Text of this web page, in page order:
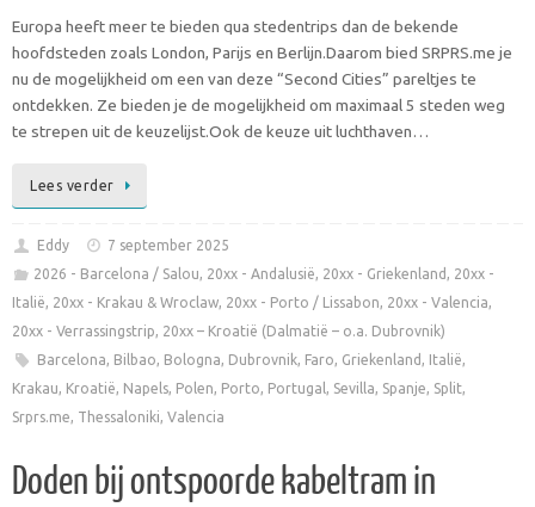
Europa heeft meer te bieden qua stedentrips dan de bekende
hoofdsteden zoals London, Parijs en Berlijn.Daarom bied SRPRS.me je
nu de mogelijkheid om een van deze “Second Cities” pareltjes te
ontdekken. Ze bieden je de mogelijkheid om maximaal 5 steden weg
te strepen uit de keuzelijst.Ook de keuze uit luchthaven…
Lees verder
Eddy
7 september 2025
2026 - Barcelona / Salou
20xx - Andalusië 20xx - Griekenland
20xx -
Italië
20xx - Krakau & Wroclaw 20xx - Porto / Lissabon 20xx - Valencia
20xx - Verrassingstrip
20xx – Kroatië (Dalmatië – o.a. Dubrovnik)
Barcelona
Bilbao Bologna Dubrovnik, Faro Griekenland Italië
Krakau
Kroatië Napels Polen Porto Portugal Sevilla Spanje Split
Srprs.me
Thessaloniki Valencia
Doden bij ontspoorde kabeltram in